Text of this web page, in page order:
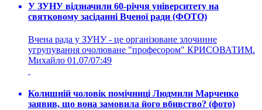
У ЗУНУ відзначили 60-річчя університету на
святковому засіданні Вченої ради (ФОТО)
Вчена рада у ЗУНУ - це організоване злочинне
угрупування очолюване "професором" КРИСОВАТИМ.
Михайло 01.07/07:49
Колишній чоловік помічниці Людмили Марченко
заявив, що вона замовила його вбивство? (фото)